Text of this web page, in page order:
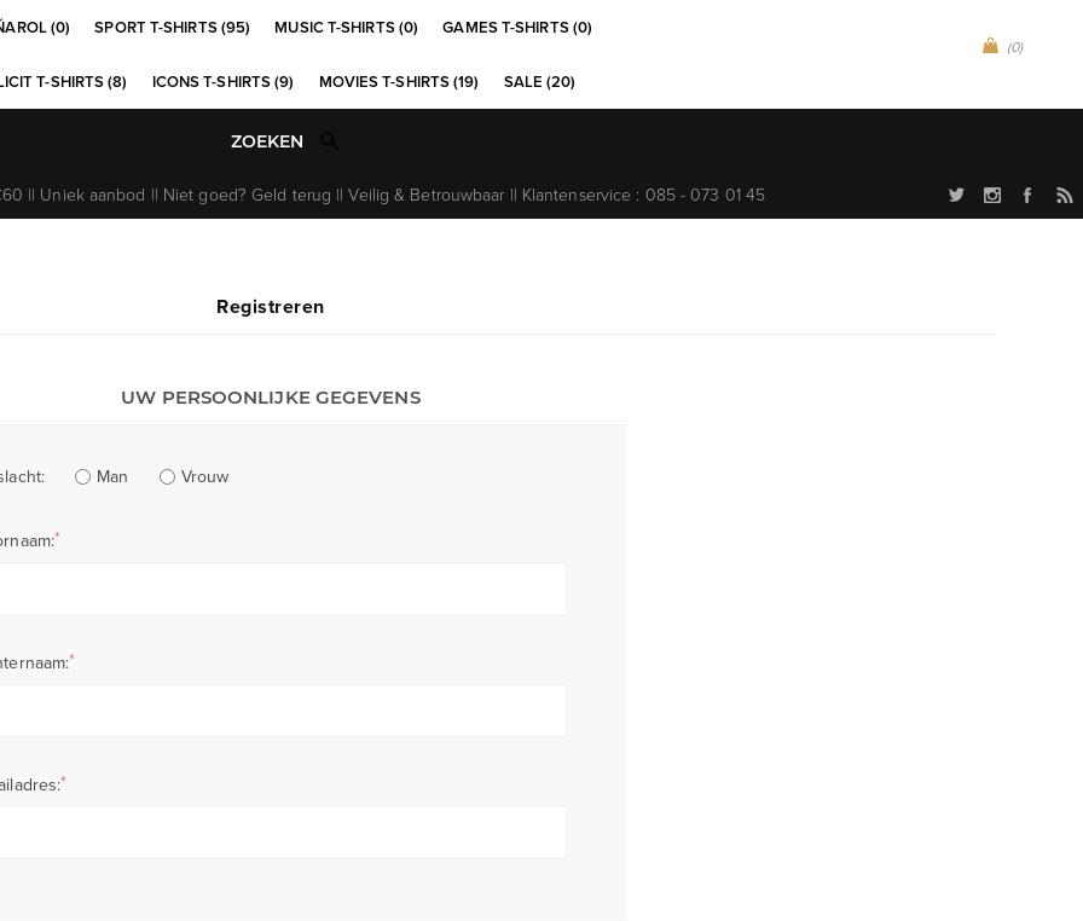
(0)
(0) SPORT T-SHIRTS (95) MUSIC T-SHIRTS (0) GAMES T-SHIRTS (0)
T-SHIRTS (8) ICONS T-SHIRTS (9) MOVIES T-SHIRTS (19) SALE (20)
|| Uniek aanbod || Niet goed? Geld terug || Veilig & Betrouwbaar || Klantenservice : 085 - 073 01 45
Registreren
UW PERSOONLIJKE GEGEVENS
Man Vrouw
*
*
*